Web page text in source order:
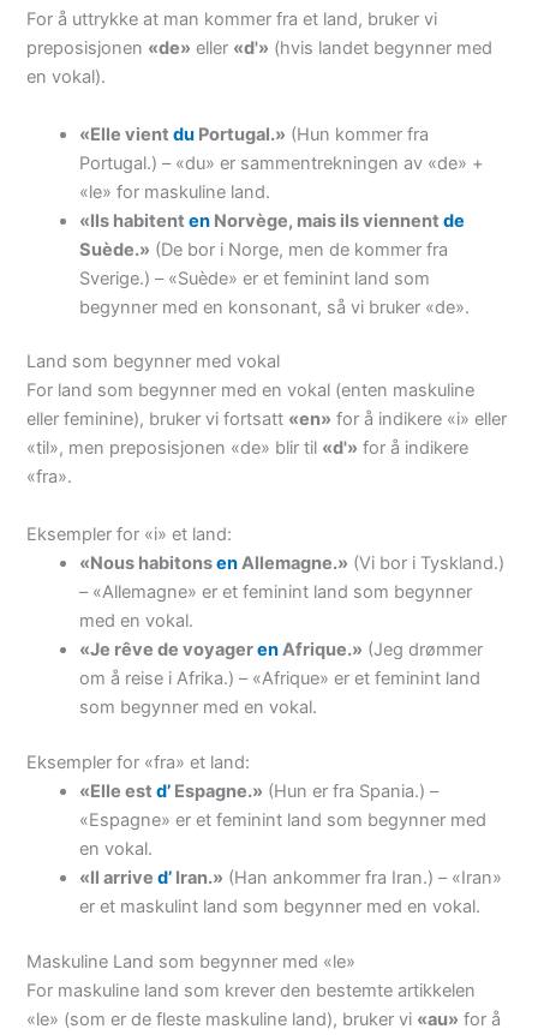
For å uttrykke at man kommer fra et land, bruker vi
preposisjonen «de» eller «d'» (hvis landet begynner med
en vokal).
«Elle vientdu Portugal.» (Hun kommer fra
Portugal.) – «du» er sammentrekningen av «de» +
«le» for maskuline land.
«Ils habitenten Norvège, mais ils viennentde
Suède.» (De bor i Norge, men de kommer fra
Sverige.) – «Suède» er et feminint land som
begynner med en konsonant, så vi bruker «de».
Land som begynner med vokal
For land som begynner med en vokal (enten maskuline
eller feminine), bruker vi fortsatt «en» for å indikere «i» eller
«til», men preposisjonen «de» blir til «d'» for å indikere
«fra».
Eksempler for «i» et land:
«Nous habitonsenAllemagne.» (Vi bor i Tyskland.)
– «Allemagne» er et feminint land som begynner
med en vokal.
«Je rêve de voyagerenAfrique.» (Jeg drømmer
om å reise i Afrika.) – «Afrique» er et feminint land
som begynner med en vokal.
Eksempler for «fra» et land:
«Elle estd’ Espagne.» (Hun er fra Spania.) –
«Espagne» er et feminint land som begynner med
en vokal.
«Il arrived’ Iran.» (Han ankommer fra Iran.) – «Iran»
er et maskulint land som begynner med en vokal.
Maskuline Land som begynner med «le»
For maskuline land som krever den bestemte artikkelen
«le» (som er de fleste maskuline land), bruker vi «au» for å